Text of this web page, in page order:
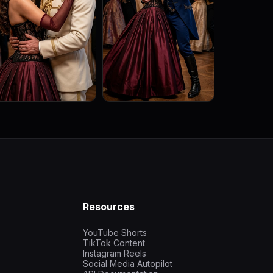
Resources
YouTube Shorts
TikTok Content
Instagram Reels
Social Media Autopilot